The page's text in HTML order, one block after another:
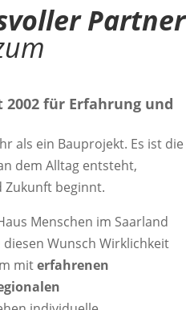
Partner
für Erfahrung und
als ein Bauprojekt. Es ist die
dem Alltag entsteht,
Zukunft beginnt.
Menschen im Saarland
Wunsch Wirklichkeit
miterfahrenen